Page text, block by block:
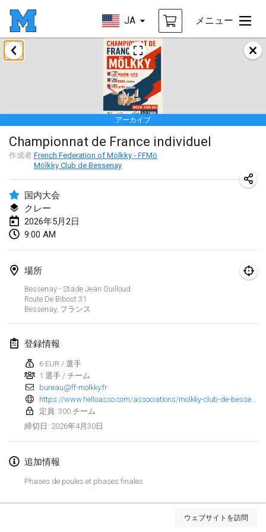
JA メニュー
リストを表示
アーカイブ
Championnat de France individuel
作成者 French Federation of Mölkky - FFMö
Mölkky Club de Bessenay
国内大会
クレー
2026年5月2日
9:00 AM
場所
Bessenay - Stade Jean Guilloud
Route De Bibost 31
Bessenay, フランス
登録情報
6 EUR / 選手
1 選手 / チーム
bureau@ff-molkky.fr
定員: 300 チーム
締切日 : 2026年4月30日
追加情報
Phases de poules et phases finales
ウェブサイトを訪問
2026年1月
Tournoi de la bonne année
フランス
Open de Boulay Triplette
2026年1月17日|フランス
中止
Concours de Honnelles
2026年1月18日|ベルギー
Tournoi de Mölkky - Lesfous Dubâtonvaigeois
2026年1月31日
2026年2月1日
Indoor Polish Open 2026 - Doubles
2026年2月7日
Lazala Indoor Cup ZMGZEG
2026年2月7日| ハンガリー
Indoor Polish Open 2026 - Singles
2026年2月8日|ポーランド
StranaMölkky
2026年2月14日